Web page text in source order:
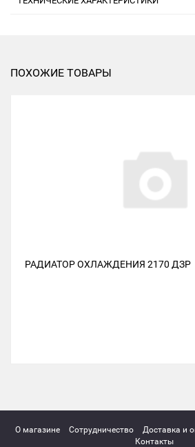
ПОХОЖИЕ ТОВАРЫ
РАДИАТОР ОХЛАЖДЕНИЯ 2170 ДЗР
О магазине Сотрудничество Доставка и
Контакты